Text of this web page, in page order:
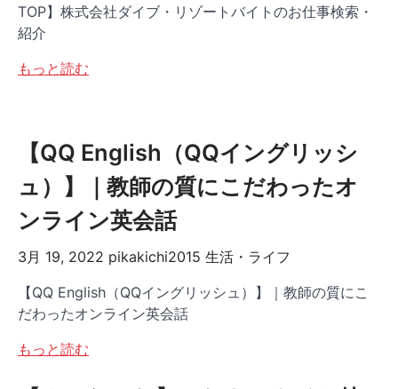
TOP】株式会社ダイブ・リゾートバイトのお仕事検索・
紹介
もっと読む
【QQ English（QQイングリッシ
ュ）】｜教師の質にこだわったオ
ンライン英会話
3月 19, 2022 pikakichi2015 生活・ライフ
【QQ English（QQイングリッシュ）】｜教師の質にこ
だわったオンライン英会話
もっと読む